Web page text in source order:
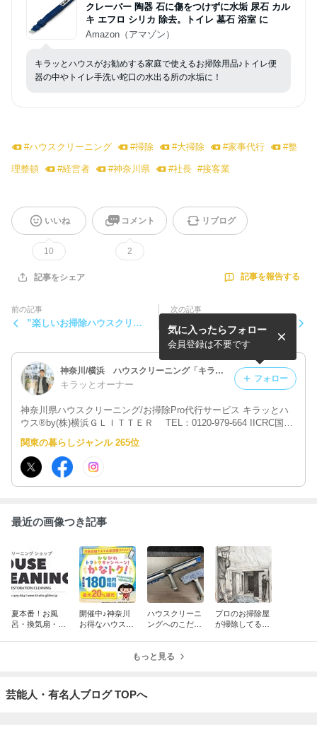
クレーパー 陶器 石に傷をつけずに水垢 尿石 カル
キ エフロ シリカ 除去。トイレ 墓石 浴室 に
Amazon（アマゾン）
キラッとハウスがお勧めする家庭で使えるお掃除用品♪トイレ便
器の中やトイレ手洗い蛇口の水出る所の水垢に！
#ハウスクリーニング #掃除 #大掃除 #家事代行 #整
理整頓 #経営者 #神奈川県 #社長 #接客業
いいね
10
コメント
2
リブログ
記事をシェア 記事を報告する
前の記事
”楽しいお掃除ハウスクリー
次の記事
港南台 人気のタピオカ専門
店 茶物語
神奈川/横浜 ハウスクリーニング「キラッとハウス」ブログ♪
キラッとオーナー
神奈川県ハウスクリーニング/お掃除Pro代行サービス キラッとハ
ウス®︎by(株)横浜ＧＬＩＴＴＥＲ TEL：0120-979-664 IICRC国際
認定清掃会社
気に入ったらフォロー
会員登録は不要です
フォロー
関東の暮らしジャンル 265位
最近の画像つき記事
夏本番！お風
呂・換気扇・洗
開催中♪神奈川
お得なハウスク
ハウスクリーニ
ングへのこだわ
プロのお掃除屋
が掃除してると
もっと見る
芸能人・有名人ブログ TOPへ